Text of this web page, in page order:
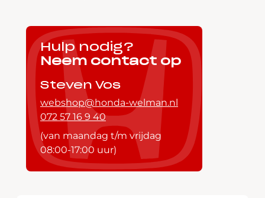
Webshop
Contact
Hulp nodig?
Neem contact op
Steven Vos
webshop@honda-welman.nl
072 57 16 9 40
(van maandag t/m vrijdag
08:00-17:00 uur)